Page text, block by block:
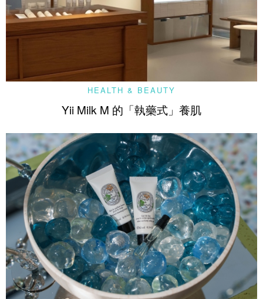
HEALTH & BEAUTY
Yii Milk M 的「執藥式」養肌